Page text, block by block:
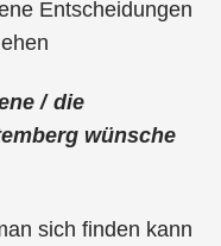
Entscheidungen
/ die
wünsche
sich finden kann